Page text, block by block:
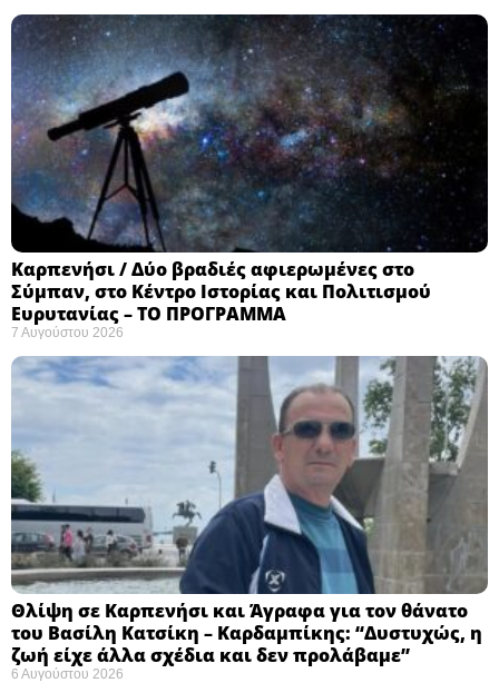
Καρπενήσι / Δύο βραδιές αφιερωμένες στο
Σύμπαν, στο Κέντρο Ιστορίας και Πολιτισμού
Ευρυτανίας – ΤΟ ΠΡΟΓΡΑΜΜΑ
7 Αυγούστου 2026
Θλίψη σε Καρπενήσι και Άγραφα για τον θάνατο
του Βασίλη Κατσίκη – Καρδαμπίκης: “Δυστυχώς, η
ζωή είχε άλλα σχέδια και δεν προλάβαμε”
6 Αυγούστου 2026